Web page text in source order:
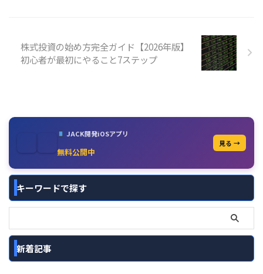
株式投資の始め方完全ガイド【2026年版】
初心者が最初にやること7ステップ
JACK開発iOSアプリ
無料公開中
見る →
キーワードで探す
新着記事